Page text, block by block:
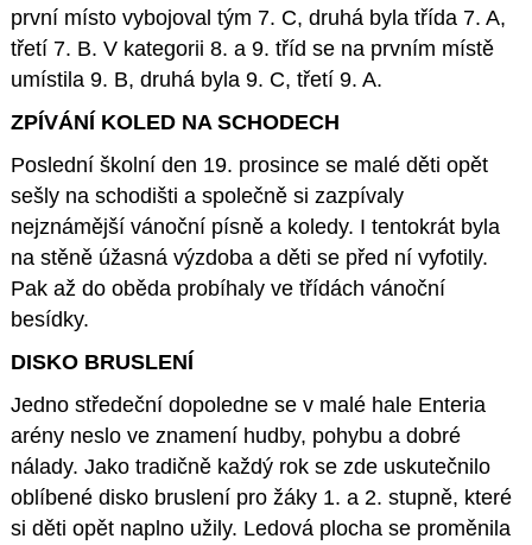
první místo vybojoval tým 7. C, druhá byla třída 7. A,
třetí 7. B. V kategorii 8. a 9. tříd se na prvním místě
umístila 9. B, druhá byla 9. C, třetí 9. A.
ZPÍVÁNÍ KOLED NA SCHODECH
Poslední školní den 19. prosince se malé děti opět
sešly na schodišti a společně si zazpívaly
nejznámější vánoční písně a koledy. I tentokrát byla
na stěně úžasná výzdoba a děti se před ní vyfotily.
Pak až do oběda probíhaly ve třídách vánoční
besídky.
DISKO BRUSLENÍ
Jedno středeční dopoledne se v malé hale Enteria
arény neslo ve znamení hudby, pohybu a dobré
nálady. Jako tradičně každý rok se zde uskutečnilo
oblíbené disko bruslení pro žáky 1. a 2. stupně, které
si děti opět naplno užily. Ledová plocha se proměnila